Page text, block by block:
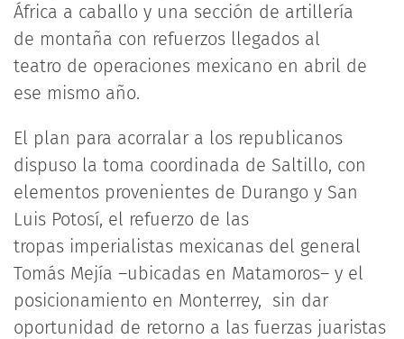
África a caballo y una sección de artillería
de montaña con refuerzos llegados al
teatro de operaciones mexicano en abril de
ese mismo año.
El plan para acorralar a los republicanos
dispuso la toma coordinada de Saltillo, con
elementos provenientes de Durango y San
Luis Potosí, el refuerzo de las
tropas imperialistas mexicanas del general
Tomás Mejía –ubicadas en Matamoros– y el
posicionamiento en Monterrey, sin dar
oportunidad de retorno a las fuerzas juaristas